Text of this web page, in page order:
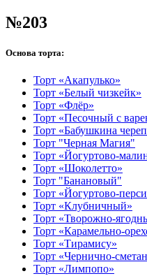
№203
Основа торта:
Торт «Акапулько»
Торт «Белый чизкейк»
Торт «Флёр»
Торт «Песочный с
Торт «Бабушкина
Торт "Черная Магия"
Торт «Йогуртово-
Торт «Шоколетто»
Торт "Банановый"
Торт «Йогуртово-
Торт «Клубничный»
Торт «Творожно-
Торт «Карамельно-
Торт «Тирамису»
Торт «Чернично-
Торт «Лимпопо»